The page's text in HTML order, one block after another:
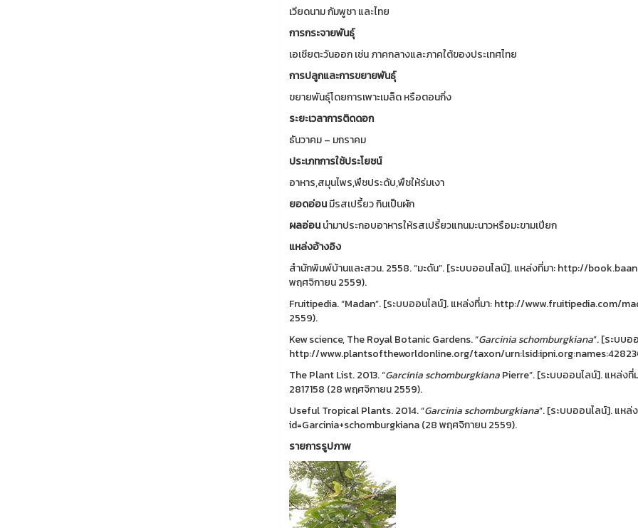
เวียดนาม กัมพูชา และไทย
การกระจายพันธุ์
เอเชียตะวันออก เช่น ภาคกลางและภาคใต้ของประเทศไทย
การปลูกและการขยายพันธุ์
ขยายพันธุ์โดยการเพาะเมล็ด หรือตอนกิ่ง
ระยะเวลาการติดดอก
ธันวาคม – มกราคม
ประเภทการใช้ประโยชน์
อาหาร,สมุนไพร,พืชประดับ,พืชให้ร่มเงา
ยอดอ่อนมีรสเปรี้ยว กินเป็นผัก
ผลอ่อน นำมาประกอบอาหารให้รสเปรี้ยวแทนมะนาวหรือมะขามเปียก
แหล่งอ้างอิง
สำนักพิมพ์บ้านและสวน. 2558. “มะดัน”. [ระบบออนไลน์]. แหล่งที่มา: http://
พฤศจิกายน 2559).
Fruitipedia. “Madan”. [ระบบออนไลน์]. แหล่งที่มา: http://www.fruitipedia.com/
2559).
Kew science, The Royal Botanic Gardens. “Garcinia schomburgkiana”. [ระบบอ
http://www.plantsoftheworldonline.org/taxon/
The Plant List. 2013. “Garcinia schomburgkianaPierre”. [ระบบออนไลน์]. แหล่ง
2817158 (28 พฤศจิกายน 2559).
Useful Tropical Plants. 2014. “Garcinia schomburgkiana”. [ระบบออนไลน์]. แห
id=Garcinia+schomburgkiana (28 พฤศจิกายน 2559).
รายการรูปภาพ